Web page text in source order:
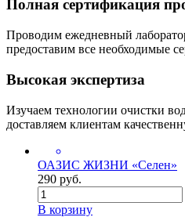
Полная сертификация
Проводим ежедневный
предоставим все необходимые
Высокая экспертиза
Изучаем технологии очистки
доставляем клиентам
ОАЗИС ЖИЗНИ «Селен»
290 руб.
В корзину